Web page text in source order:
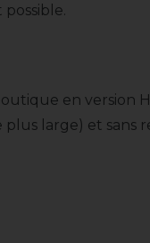
en version
large) et sans